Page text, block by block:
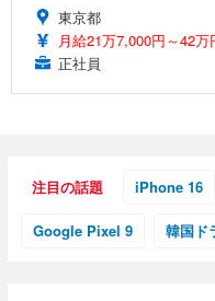
東京都
月給21万7,000円～42万
正社員
注目の話題 iPhone 16
Google Pixel 9 韓国ド